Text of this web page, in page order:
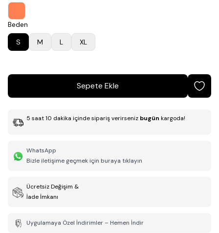
Beden
S
M L XL
Sepete Ekle
5 saat10 dakika içinde sipariş verirseniz bugün kargoda!
WhatsApp
Bizle iletişime geçmek için buraya tıklayın
Ücretsiz Değişim &
İade İmkanı
Uygulamaya Özel İndirimler – Hemen İndir